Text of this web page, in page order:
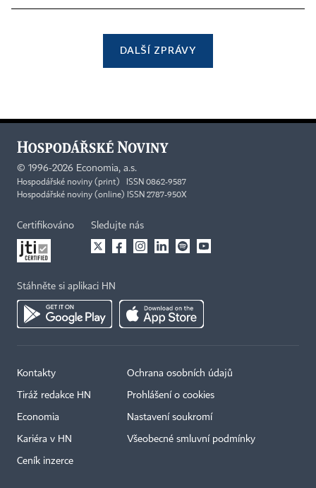
DALŠÍ ZPRÁVY
© 1996-2026 Economia, a.s.
Hospodářské noviny (print) ISSN 0862-9587
Hospodářské noviny (online) ISSN 2787-950X
Certifikováno Sledujte nás
Stáhněte si aplikaci HN
Kontakty
Tiráž redakce HN
Economia
Kariéra v HN
Ceník inzerce
Ochrana osobních údajů
Prohlášení o cookies
Nastavení soukromí
Všeobecné smluvní podmínky